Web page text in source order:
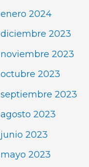
enero 2024
diciembre 2023
noviembre 2023
octubre 2023
septiembre 2023
agosto 2023
junio 2023
mayo 2023